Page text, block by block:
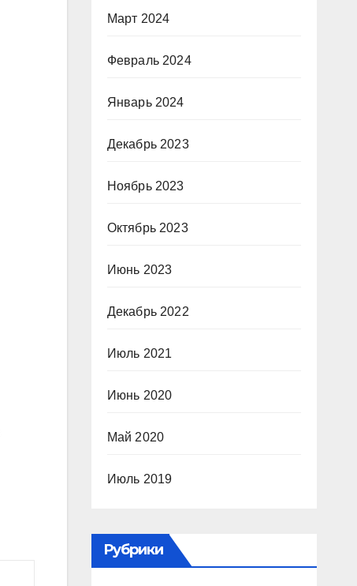
Март 2024
Февраль 2024
Январь 2024
Декабрь 2023
Ноябрь 2023
Октябрь 2023
Июнь 2023
Декабрь 2022
Июль 2021
Июнь 2020
Май 2020
Июль 2019
Рубрики